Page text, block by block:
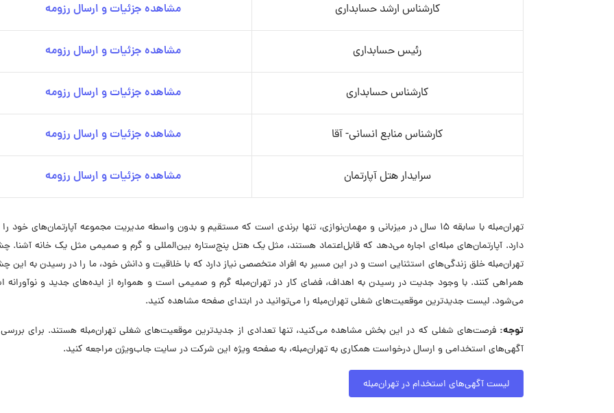
کارشناس ارشد حسابداری مشاهده جزئیات و ارسال رزومه
رئیس حسابداری مشاهده جزئیات و ارسال رزومه
کارشناس حسابداری مشاهده جزئیات و ارسال رزومه
کارشناس منابع انسانی- آقا مشاهده جزئیات و ارسال رزومه
سرایدار هتل آپارتمان مشاهده جزئیات و ارسال رزومه
تهران‌مبله با سابقه ۱۵ سال در میزبانی و مهمان‌نوازی، تنها برندی است که مستقیم و بدون واسطه مدیریت مجموعه آپارتمان‌های خود
دارد. آپارتمان‌های مبله‌ای اجاره می‌دهد که قابل‌اعتماد هستند، مثل یک هتل پنج‌ستاره بین‌المللی و گرم و صمیمی مثل یک خانه آشنا.
تهران‌مبله خلق زندگی‌های استثنایی است و در این مسیر به افراد متخصصی نیاز دارد که با خلاقیت و دانش خود، ما را در رسیدن به این
همراهی کنند. با وجود جدیت در رسیدن به اهداف، فضای کار در تهران‌مبله گرم و صمیمی است و همواره از ایده‌های جدید و نوآورانه
می‌شود. لیست جدیدترین موقعیت‌های شغلی تهران‌مبله را می‌توانید در ابتدای صفحه مشاهده کنید.
توجه: فرصت‌های شغلی که در این بخش مشاهده می‌کنید، تنها تعدادی از جدیدترین موقعیت‌های شغلی تهران‌مبله هستند. برای
آگهی‌های استخدامی و ارسال درخواست همکاری به تهران‌مبله، به صفحه ویژه این شرکت در سایت جاب‌ویژن مراجعه کنید.
لیست آگهی‌های استخدام در تهران‌مبله